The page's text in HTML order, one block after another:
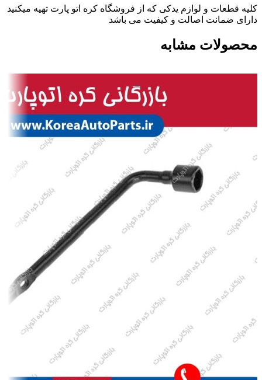
کلیه قطعات و لوازم یدکی که از فروشگاه کره اتو پارت تهیه میکنید
دارای ضمانت اصالت و کیفیت می باشد
محصولات مشابه